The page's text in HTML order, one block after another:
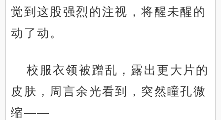
觉到这股强烈的注视，将醒未醒的
动了动。
校服衣领被蹭乱，露出更大片的
皮肤，周言余光看到，突然瞳孔微
缩——